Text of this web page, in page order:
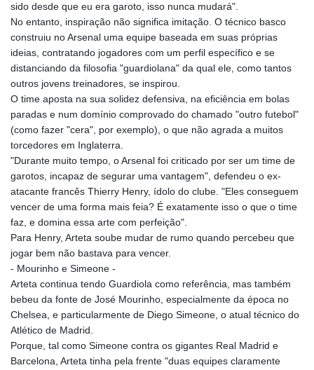
sido desde que eu era garoto, isso nunca mudará".
No entanto, inspiração não significa imitação. O técnico basco
construiu no Arsenal uma equipe baseada em suas próprias
ideias, contratando jogadores com um perfil específico e se
distanciando da filosofia "guardiolana" da qual ele, como tantos
outros jovens treinadores, se inspirou.
O time aposta na sua solidez defensiva, na eficiência em bolas
paradas e num domínio comprovado do chamado "outro futebol"
(como fazer "cera", por exemplo), o que não agrada a muitos
torcedores em Inglaterra.
"Durante muito tempo, o Arsenal foi criticado por ser um time de
garotos, incapaz de segurar uma vantagem", defendeu o ex-
atacante francês Thierry Henry, ídolo do clube. "Eles conseguem
vencer de uma forma mais feia? É exatamente isso o que o time
faz, e domina essa arte com perfeição".
Para Henry, Arteta soube mudar de rumo quando percebeu que
jogar bem não bastava para vencer.
- Mourinho e Simeone -
Arteta continua tendo Guardiola como referência, mas também
bebeu da fonte de José Mourinho, especialmente da época no
Chelsea, e particularmente de Diego Simeone, o atual técnico do
Atlético de Madrid.
Porque, tal como Simeone contra os gigantes Real Madrid e
Barcelona, Arteta tinha pela frente "duas equipes claramente